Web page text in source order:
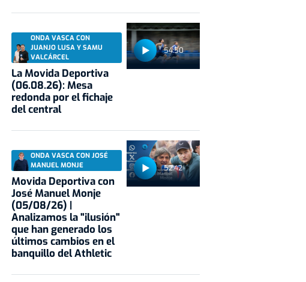
54:50
ONDA VASCA CON
JUANJO LUSA Y SAMU
VALCÁRCEL
La Movida Deportiva
(06.08.26): Mesa
redonda por el fichaje
del central
52:42
ONDA VASCA CON JOSÉ
MANUEL MONJE
Movida Deportiva con
José Manuel Monje
(05/08/26) |
Analizamos la "ilusión"
que han generado los
últimos cambios en el
banquillo del Athletic